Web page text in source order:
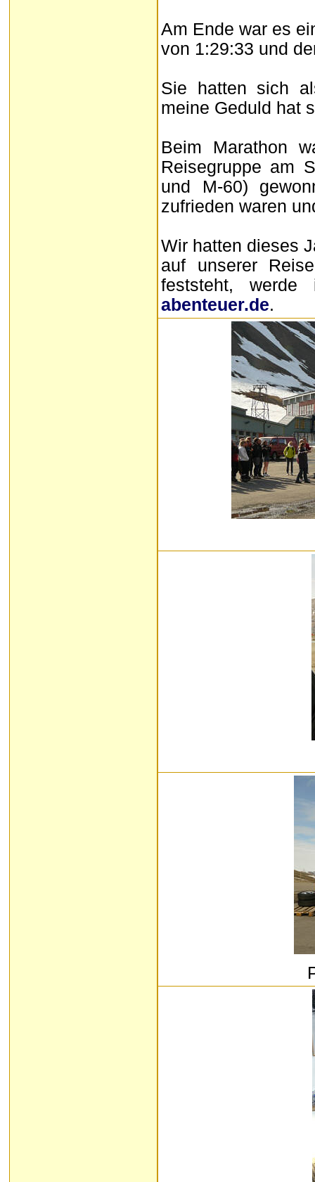
Am Ende war es
von 1:29:33 und
Sie hatten sich
meine Geduld hat
Beim Marathon
Reisegruppe am
und M-60)
zufrieden waren
Wir hatten dieses
auf unserer
feststeht,
abenteuer.de.